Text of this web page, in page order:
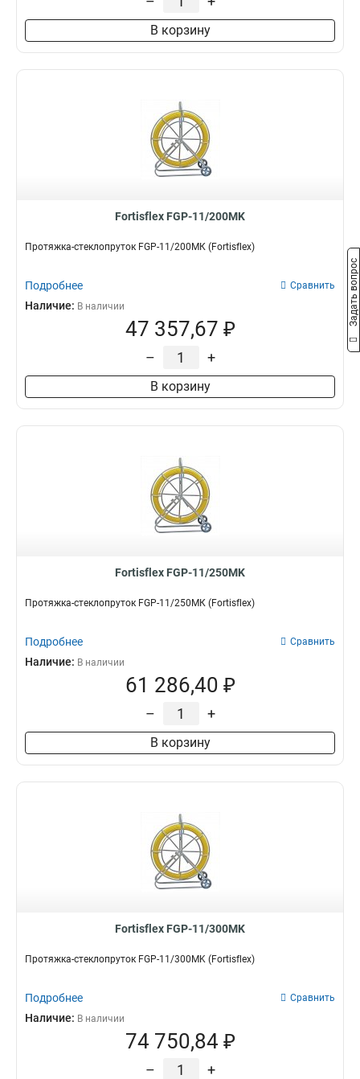
В корзину
Fortisflex FGP-11/200MK
Протяжка-стеклопруток FGP-11/200МК (Fortisflex)
Подробнее Сравнить
Наличие: В наличии
47 357,67 ₽
– +
В корзину
Fortisflex FGP-11/250MK
Протяжка-стеклопруток FGP-11/250МК (Fortisflex)
Подробнее Сравнить
Наличие: В наличии
61 286,40 ₽
– +
В корзину
Fortisflex FGP-11/300MK
Протяжка-стеклопруток FGP-11/300MK (Fortisflex)
Подробнее Сравнить
Наличие: В наличии
74 750,84 ₽
– +
Задать вопрос